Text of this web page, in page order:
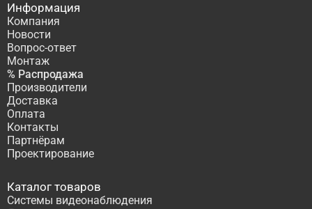
Информация
Компания
Новости
Вопрос-ответ
Монтаж
% Распродажа
Производители
Доставка
Оплата
Контакты
Партнёрам
Проектирование
Каталог товаров
Системы видеонаблюдения